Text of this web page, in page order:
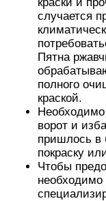
случается
Пятна
полного
краской.
Необходимо
ворот и
пришлось в
покраску
Чтобы
необходимо